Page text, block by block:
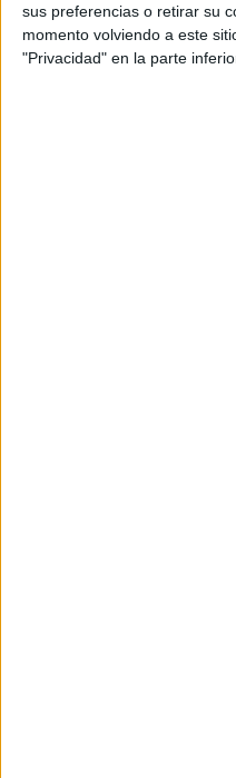
sus preferencias o retirar su
momento volviendo a este
"Privacidad" en la parte
concedió. Un mes
abandono, la soledad. No
constante, ni una familia